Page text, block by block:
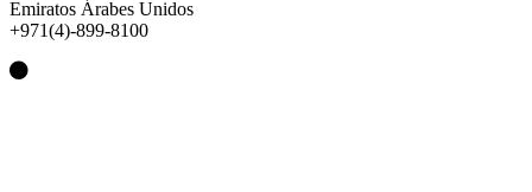
Emiratos Árabes Unidos
+971(4)-899-8100